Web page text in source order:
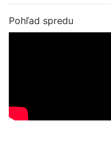
Pohľad spredu